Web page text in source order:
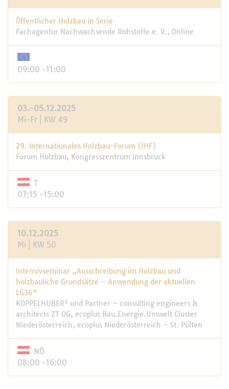
Öffentlicher Holzbau in Serie
Fachagentur Nachwachsende Rohstoffe e. V., Online
09:00 -11:00
03.-05.12.2025
Mi-Fr | KW 49
29. Internationales Holzbau-Forum (IHF)
Forum Holzbau, Kongresszentrum Innsbruck
T
07:15 -15:00
10.12.2025
Mi | KW 50
Intensivseminar „Ausschreibung im Holzbau und
holzbauliche Grundsätze – Anwendung der aktuellen
LG36“
KOPPELHUBER² und Partner – consulting engineers &
architects ZT OG, ecoplus Bau.Energie.Umwelt Cluster
Niederösterreich, ecoplus Niederösterreich – St. Pölten
NÖ
08:00 -16:00